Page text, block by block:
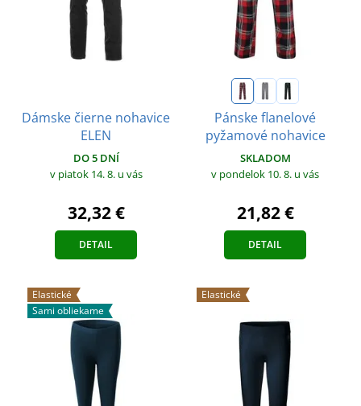
Dámske čierne nohavice
ELEN
DO 5 DNÍ
v piatok 14. 8. u vás
32,32 €
DETAIL
Pánske flanelové
pyžamové nohavice
SKLADOM
v pondelok 10. 8. u vás
21,82 €
DETAIL
Elastické
Sami obliekame
Elastické